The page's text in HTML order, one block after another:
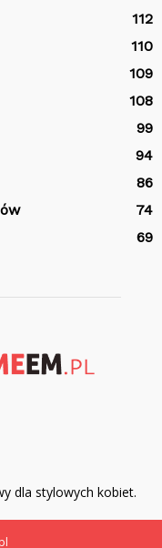
112
110
109
108
99
94
86
74
69
dla stylowych kobiet.